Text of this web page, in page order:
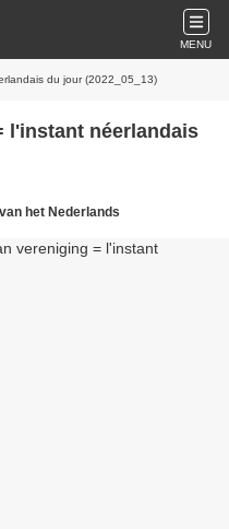
MENU
du jour (2022_05_13)
l'instant néerlandais
het Nederlands